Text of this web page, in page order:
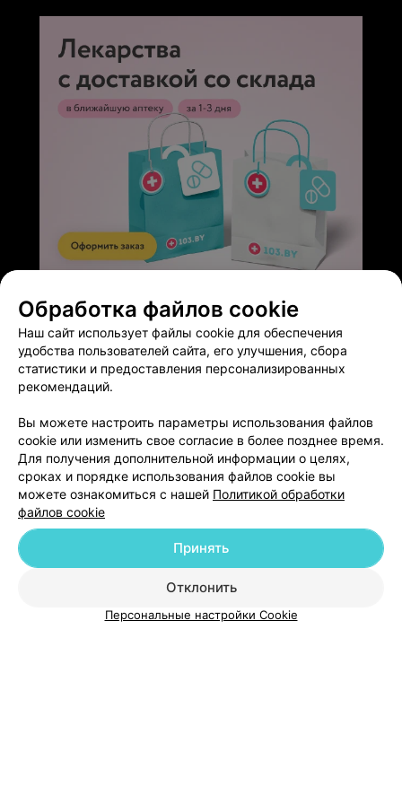
Добавить специалиста
О проекте Новости проекта
Размещение рекламы
Медицинский маркетинг
Публичный договор
Пользовательское соглашение
Способы оплаты
Обработка файлов cookie
Наш сайт использует файлы cookie для обеспечения
удобства пользователей сайта, его улучшения, сбора
статистики и предоставления персонализированных
рекомендаций.
Вы можете настроить параметры использования файлов
cookie или изменить свое согласие в более позднее время.
Для получения дополнительной информации о целях,
сроках и порядке использования файлов cookie вы
можете ознакомиться с нашей Политикой обработки
файлов cookie
Отклонить
Принять
Персональные настройки Cookie